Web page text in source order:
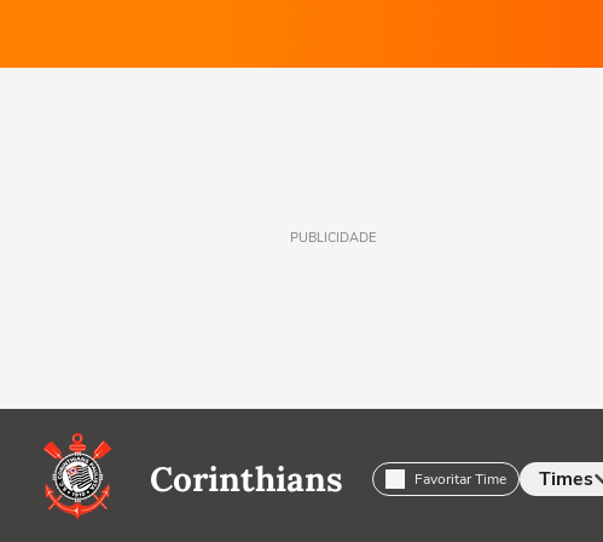
PUBLICIDADE
Corinthians Favoritar Time Times